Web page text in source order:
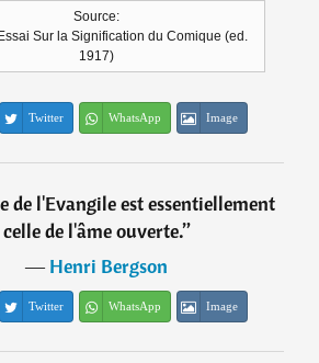
Source:
Sur la Signification du Comique (ed.
1917)
Twitter WhatsApp Image
de l'Evangile est essentiellement
celle de l'âme ouverte.”
―Henri Bergson
Twitter WhatsApp Image